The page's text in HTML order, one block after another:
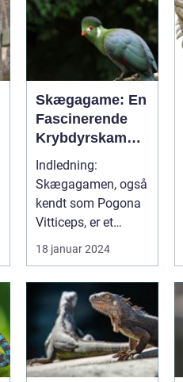
Skægagame: En
Fascinerende
Krybdyrskamme
rat
Indledning:
Skægagamen, også
kendt som Pogona
Vitticeps, er et
fascinerende
krybdyr, som har
vundet...
18 januar 2024